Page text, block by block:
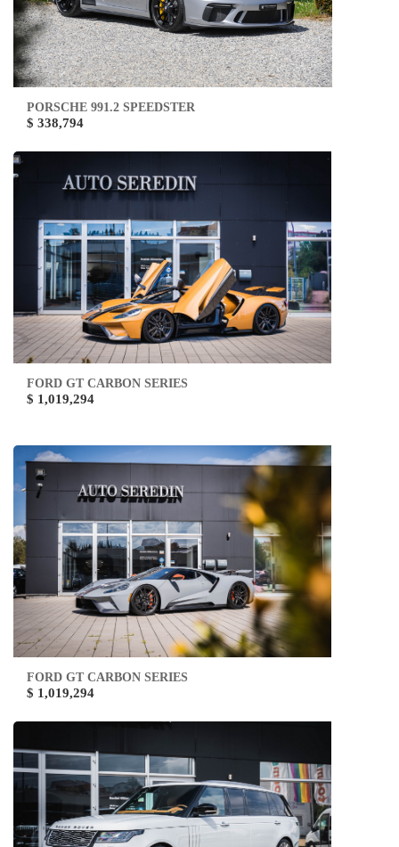
PORSCHE 991.2 SPEEDSTER
$ 338,794
FORD GT CARBON SERIES
$ 1,019,294
FORD GT CARBON SERIES
$ 1,019,294